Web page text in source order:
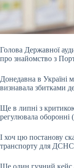
Голова Державної
про знайомство з
Донедавна в Україні
визнавала збитками
Ще в липні з
регулювала оборонні
І хоч цю постанову
транспорту для
Ще один гучний кейс